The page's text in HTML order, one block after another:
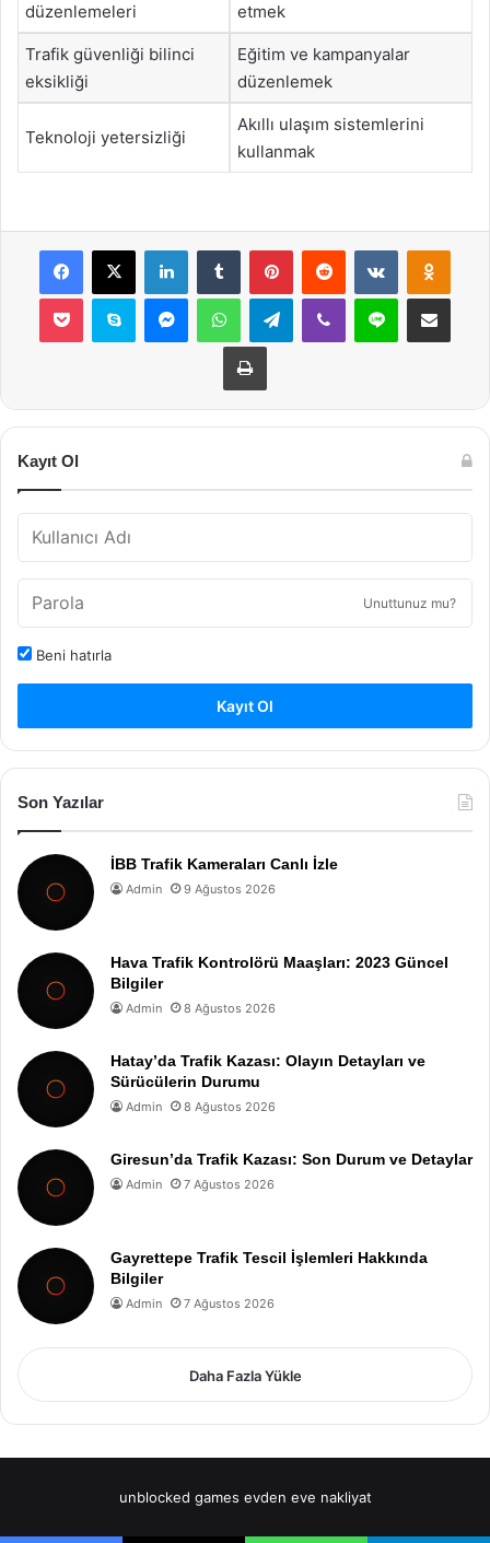
düzenlemeleri
etmek
Trafik güvenliği bilinci
eksikliği
Eğitim ve kampanyalar
düzenlemek
Teknoloji yetersizliği
Akıllı ulaşım sistemlerini
kullanmak
Facebook
X LinkedInTumblr PinterestReddit VKontakte
Pocket Skype MessengerWhatsAppTelegramViber Line E-Posta ile
Yazdır
Kayıt Ol
Unuttunuz mu?
Beni hatırla
Kayıt Ol
Son Yazılar
İBB Trafik Kameraları Canlı İzle
Admin 9 Ağustos 2026
Hava Trafik Kontrolörü Maaşları: 2023 Güncel
Bilgiler
Admin 8 Ağustos 2026
Hatay’da Trafik Kazası: Olayın Detayları ve
Sürücülerin Durumu
Admin 8 Ağustos 2026
Giresun’da Trafik Kazası: Son Durum ve Detaylar
Admin 7 Ağustos 2026
Gayrettepe Trafik Tescil İşlemleri Hakkında
Bilgiler
Admin 7 Ağustos 2026
Daha Fazla Yükle
unblocked games evden eve nakliyat